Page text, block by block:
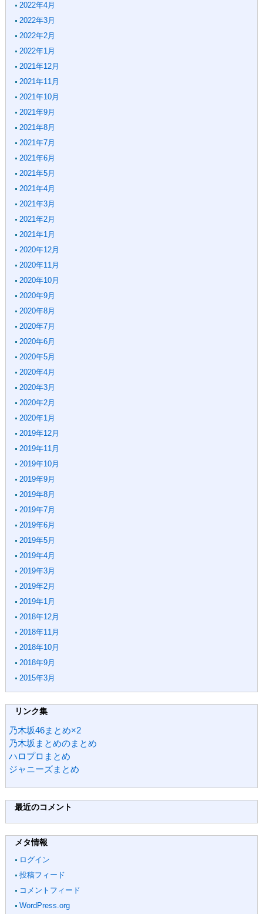
2022年4月
2022年3月
2022年2月
2022年1月
2021年12月
2021年11月
2021年10月
2021年9月
2021年8月
2021年7月
2021年6月
2021年5月
2021年4月
2021年3月
2021年2月
2021年1月
2020年12月
2020年11月
2020年10月
2020年9月
2020年8月
2020年7月
2020年6月
2020年5月
2020年4月
2020年3月
2020年2月
2020年1月
2019年12月
2019年11月
2019年10月
2019年9月
2019年8月
2019年7月
2019年6月
2019年5月
2019年4月
2019年3月
2019年2月
2019年1月
2018年12月
2018年11月
2018年10月
2018年9月
2015年3月
リンク集
乃木坂46まとめ×2
乃木坂まとめのまとめ
ハロプロまとめ
ジャニーズまとめ
最近のコメント
メタ情報
ログイン
投稿フィード
コメントフィード
WordPress.org